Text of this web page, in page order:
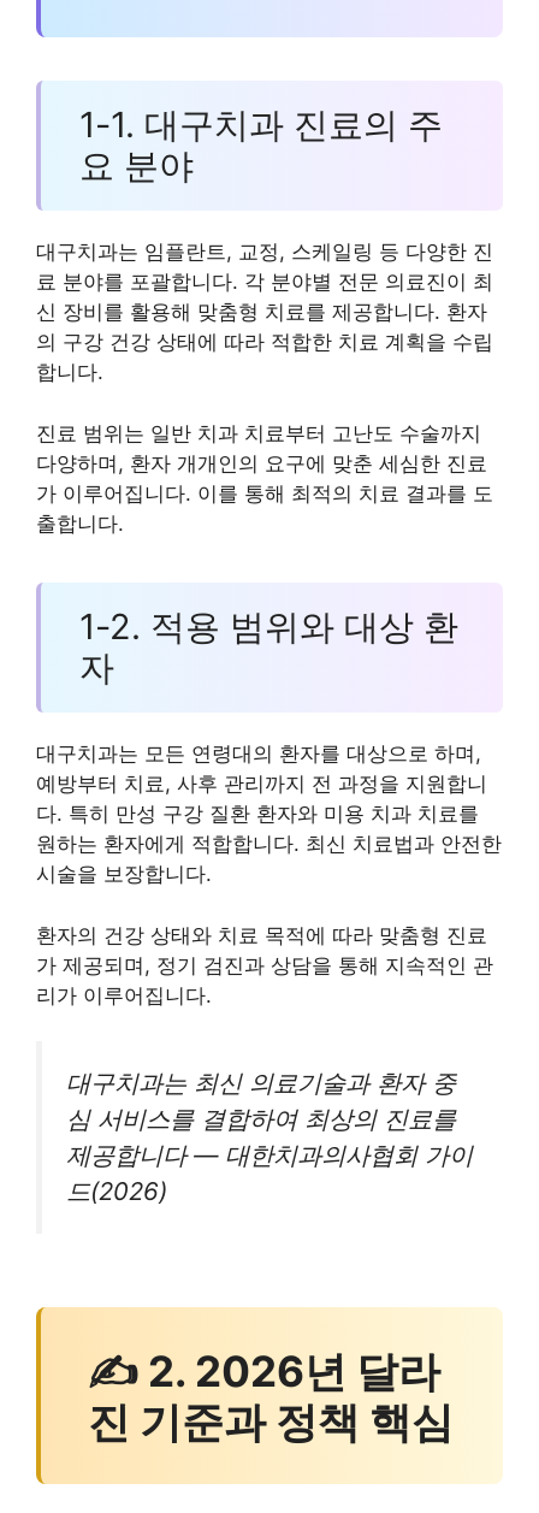
1-1. 대구치과 진료의 주
요 분야
대구치과는 임플란트, 교정, 스케일링 등 다양한 진
료 분야를 포괄합니다. 각 분야별 전문 의료진이 최
신 장비를 활용해 맞춤형 치료를 제공합니다. 환자
의 구강 건강 상태에 따라 적합한 치료 계획을 수립
합니다.
진료 범위는 일반 치과 치료부터 고난도 수술까지
다양하며, 환자 개개인의 요구에 맞춘 세심한 진료
가 이루어집니다. 이를 통해 최적의 치료 결과를 도
출합니다.
1-2. 적용 범위와 대상 환
자
대구치과는 모든 연령대의 환자를 대상으로 하며,
예방부터 치료, 사후 관리까지 전 과정을 지원합니
다. 특히 만성 구강 질환 환자와 미용 치과 치료를
원하는 환자에게 적합합니다. 최신 치료법과 안전한
시술을 보장합니다.
환자의 건강 상태와 치료 목적에 따라 맞춤형 진료
가 제공되며, 정기 검진과 상담을 통해 지속적인 관
리가 이루어집니다.
대구치과는 최신 의료기술과 환자 중
심 서비스를 결합하여 최상의 진료를
제공합니다 — 대한치과의사협회 가이
드(2026)
✍ 2. 2026년 달라
진 기준과 정책 핵심